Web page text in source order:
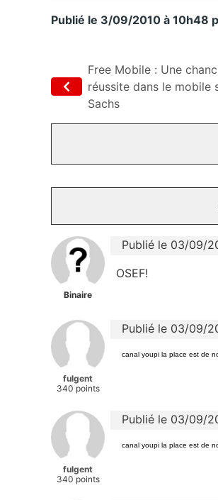
Publié le 3/09/2010 à 10h48
Free Mobile : Une
réussite dans le mobile
Sachs
Binaire
Publié le 03/09/
OSEF!
fulgent
340 points
Publié le 03/09/
canal youpi la place est de
fulgent
340 points
Publié le 03/09/
canal youpi la place est de